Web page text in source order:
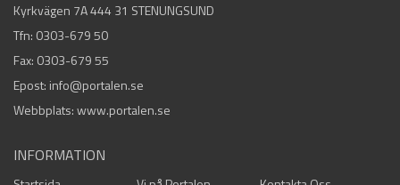
Kyrkvägen 7A 444 31 STENUNGSUND
Tfn: 0303-679 50
Fax: 0303-679 55
Epost: info@portalen.se
Webbplats: www.portalen.se
INFORMATION